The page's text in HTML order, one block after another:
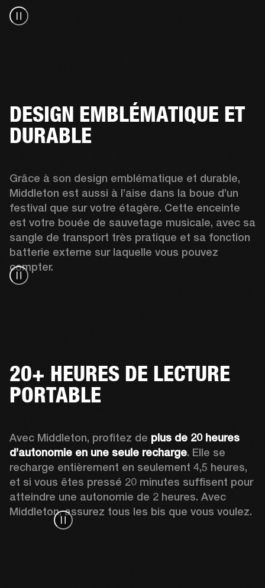
DESIGN EMBLÉMATIQUE ET
DURABLE
Grâce à son design emblématique et durable,
Middleton est aussi à l’aise dans la boue d’un
festival que sur votre étagère. Cette enceinte
est votre bouée de sauvetage musicale, avec sa
sangle de transport très pratique et sa fonction
batterie externe sur laquelle vous pouvez
compter.
20+ HEURES DE LECTURE
PORTABLE
Avec Middleton, profitez de plus de 20 heures
d’autonomie en une seule recharge. Elle se
recharge entièrement en seulement 4,5 heures,
et si vous êtes pressé 20 minutes suffisent pour
atteindre une autonomie de 2 heures. Avec
Middleton, assurez tous les bis que vous voulez.